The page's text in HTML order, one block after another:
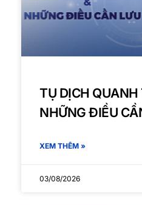
TỤ DỊCH
NHỮNG ĐIỀU
XEM THÊM »
03/08/2026